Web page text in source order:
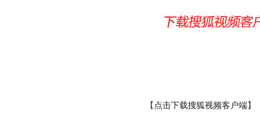
【 点击下载搜狐视频客户端】